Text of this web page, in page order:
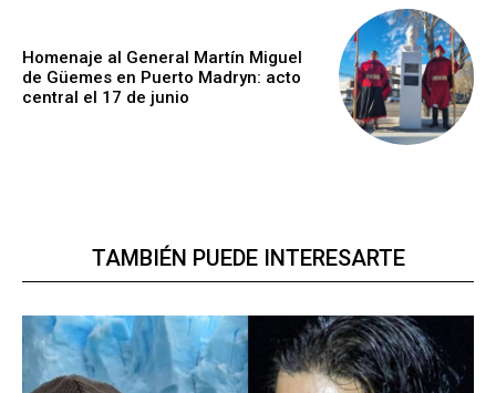
Homenaje al General Martín Miguel
de Güemes en Puerto Madryn: acto
central el 17 de junio
TAMBIÉN PUEDE INTERESARTE